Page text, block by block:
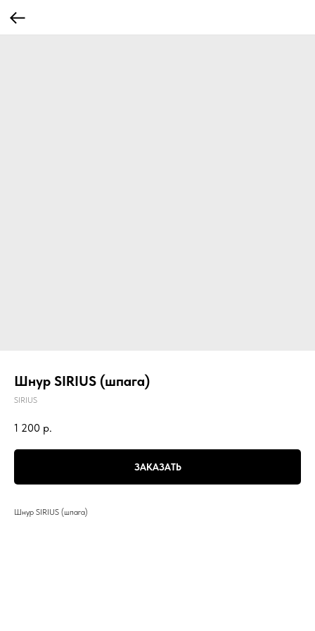
Шнур SIRIUS (шпага)
SIRIUS
1 200 р.
ЗАКАЗАТЬ
Шнур SIRIUS (шпага)